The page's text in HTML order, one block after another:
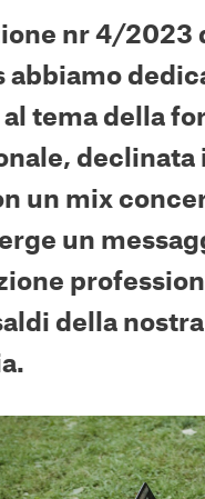
nr 4/2023
abbiamo
al tema della
declinata
un mix
un
della nostra